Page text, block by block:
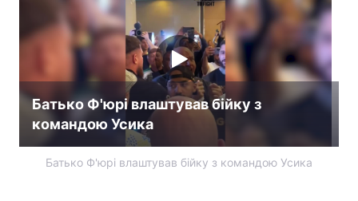
Батько Ф'юрі влаштував бійку з
командою Усика
Батько Ф'юрі влаштував бійку з командою Усика